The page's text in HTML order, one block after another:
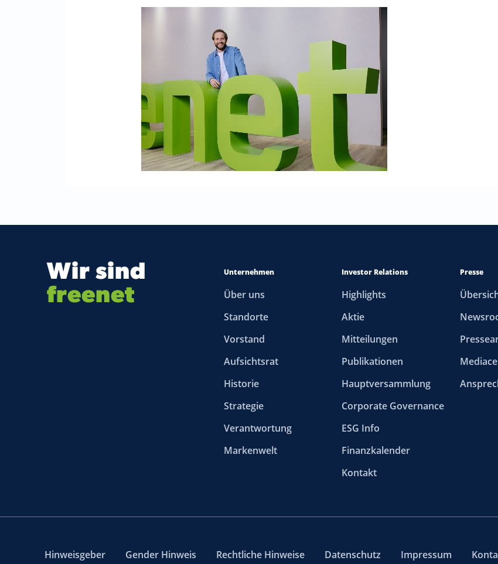
Wir sind
freenet
Unternehmen
Über uns
Standorte
Vorstand
Aufsichtsrat
Historie
Strategie
Verantwortung
Markenwelt
Investor Relations
Highlights
Aktie
Mitteilungen
Publikationen
Hauptversammlung
Corporate Governance
ESG Info
Finanzkalender
Kontakt
Presse
Hinweisgeber Gender Hinweis Rechtliche Hinweise Datenschutz Impressum